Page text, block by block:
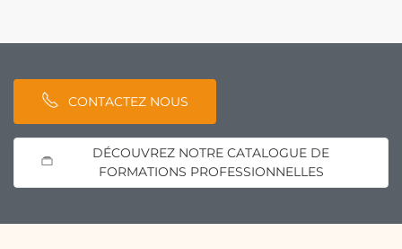
CONTACTEZ NOUS
DÉCOUVREZ NOTRE CATALOGUE DE
FORMATIONS PROFESSIONNELLES